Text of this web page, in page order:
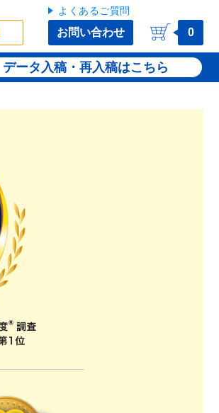
よくあるご質問
お問い合わせ 0
データ入稿・再入稿